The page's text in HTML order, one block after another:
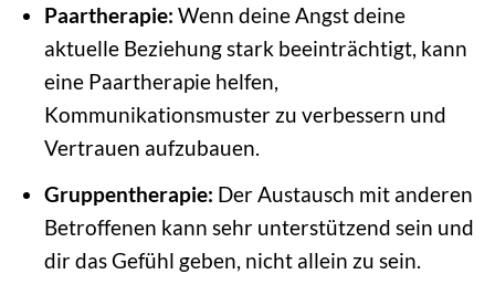
Paartherapie: Wenn deine Angst deine
aktuelle Beziehung stark beeinträchtigt, kann
eine Paartherapie helfen,
Kommunikationsmuster zu verbessern und
Vertrauen aufzubauen.
Gruppentherapie: Der Austausch mit anderen
Betroffenen kann sehr unterstützend sein und
dir das Gefühl geben, nicht allein zu sein.